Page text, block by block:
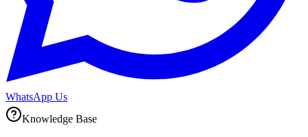
WhatsApp Us
Knowledge Base